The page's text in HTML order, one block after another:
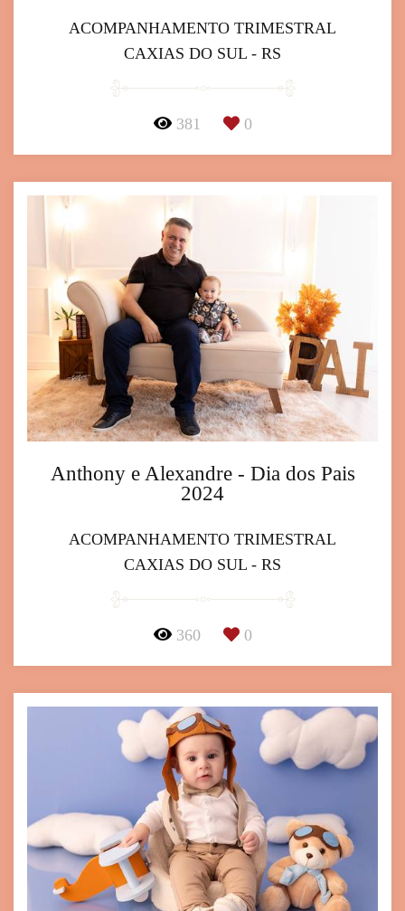
ACOMPANHAMENTO TRIMESTRAL
CAXIAS DO SUL - RS
381 0
Anthony e Alexandre - Dia dos Pais
2024
ACOMPANHAMENTO TRIMESTRAL
CAXIAS DO SUL - RS
360 0